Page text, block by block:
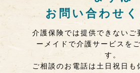
お問い合わせ
介護保険では提供できないご
ーメイドで介護サービスを
す。
ご相談のお電話は土日祝日も